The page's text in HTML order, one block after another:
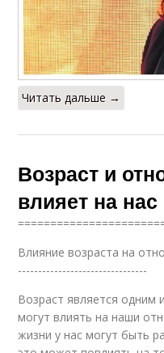
Читать дальше →
Возраст и
влияет на нас
Влияние возраста на
--------------------------------
Возраст является одним
могут влиять на наши
жизни у нас могут быть